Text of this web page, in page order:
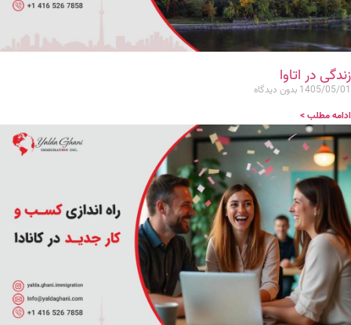
زندگی در اتاوا
1405/05/01 بدون دیدگاه
ادامه مطلب >